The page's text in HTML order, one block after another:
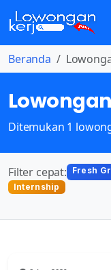
Beranda
Ditemukan 1
Filter cepat: Fresh
Internship